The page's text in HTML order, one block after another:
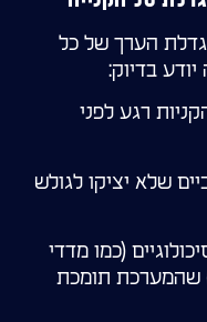
הערך של כל
רגע לפני
שלא יציקו לגולש
(כמו מדדי
שהמערכת תומכת